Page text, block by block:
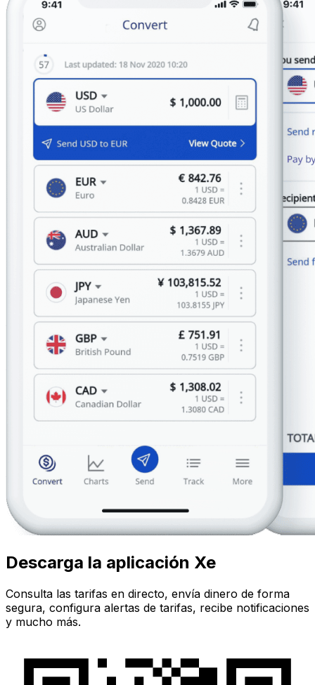
Descarga la aplicación Xe
Consulta las tarifas en directo, envía dinero de forma
segura, configura alertas de tarifas, recibe notificaciones
y mucho más.